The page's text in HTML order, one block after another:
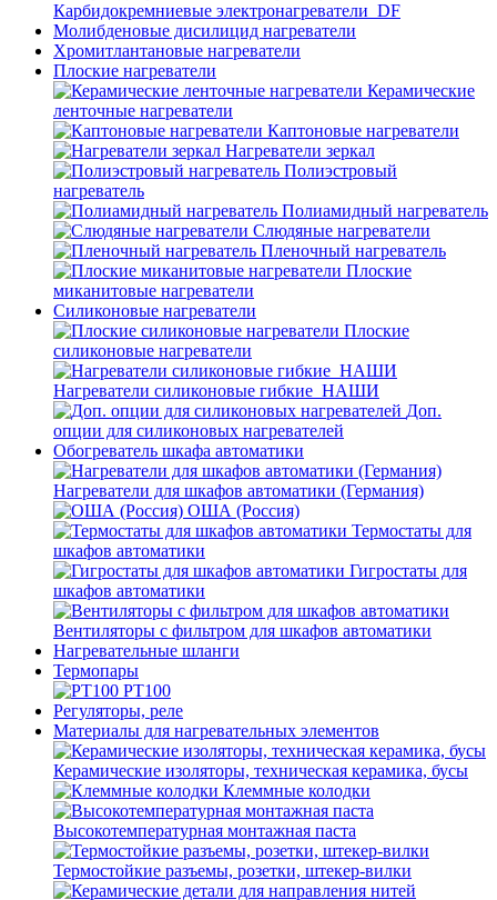
Карбидокремниевые электронагреватели_DF
Молибденовые дисилицид нагреватели
Хромитлантановые нагреватели
Плоские нагреватели
Керамические
ленточные нагреватели
Каптоновые нагреватели
Нагреватели зеркал
Полиэстровый
нагреватель
Полиамидный нагреватель
Слюдяные нагреватели
Пленочный нагреватель
Плоские
миканитовые нагреватели
Силиконовые нагреватели
Плоские
силиконовые нагреватели
Нагреватели силиконовые гибкие_НАШИ
Доп.
опции для силиконовых нагревателей
Обогреватель шкафа автоматики
Нагреватели для шкафов автоматики (Германия)
ОША (Россия)
Термостаты для
шкафов автоматики
Гигростаты для
шкафов автоматики
Вентиляторы с фильтром для шкафов автоматики
Нагревательные шланги
Термопары
PT100
Регуляторы, реле
Материалы для нагревательных элементов
Керамические изоляторы, техническая керамика, бусы
Клеммные колодки
Высокотемпературная монтажная паста
Термостойкие разъемы, розетки, штекер-вилки